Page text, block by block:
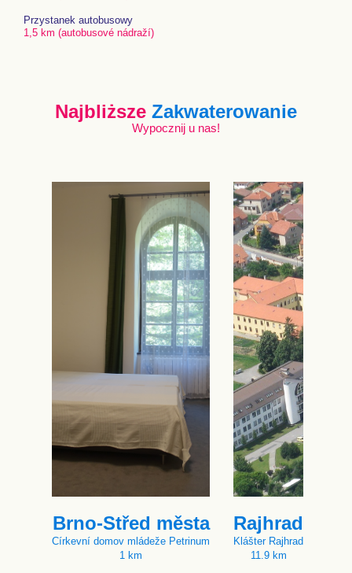
Przystanek autobusowy
1,5 km (autobusové nádraží)
Najbliższe Zakwaterowanie
Wypocznij u nas!
Brno-Střed města
Církevní domov mládeže Petrinum
1 km
Rajhrad
Klášter Rajhrad
11.9 km